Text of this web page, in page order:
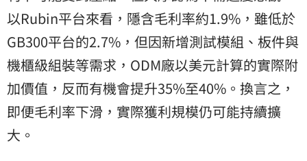
以Rubin平台來看，隱含毛利率約1.9%，雖低於
GB300平台的2.7%，但因新增測試模組、板件與
機櫃級組裝等需求，ODM廠以美元計算的實際附
加價值，反而有機會提升35%至40%。換言之，
即便毛利率下滑，實際獲利規模仍可能持續擴
大。